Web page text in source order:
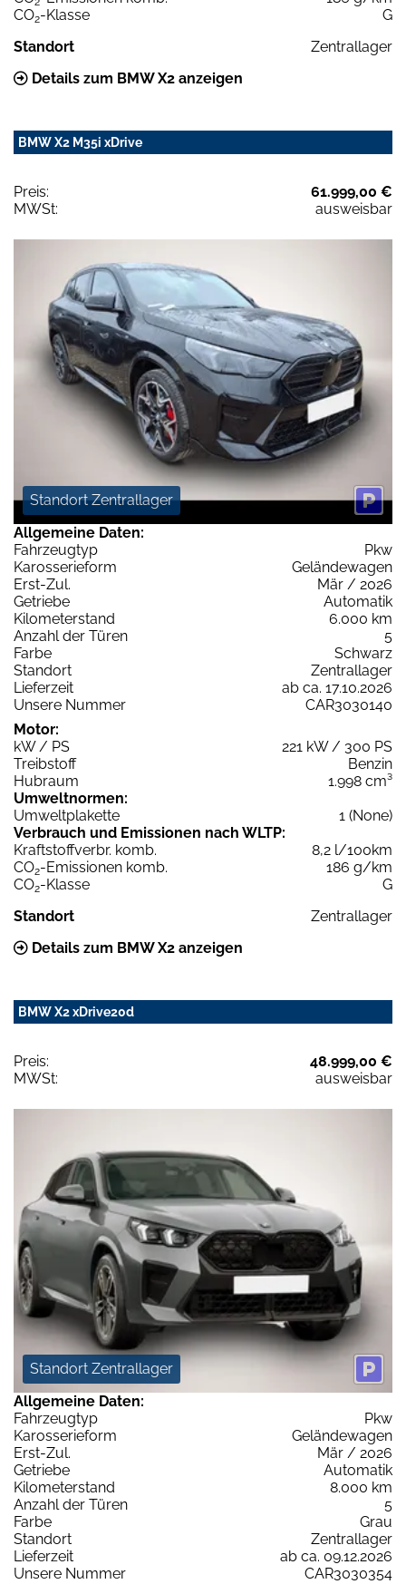
CO2-Klasse
G
Standort
Zentrallager
Details zum BMW X2 anzeigen
BMW X2 M35i xDrive
Preis:
61.999,00 €
MWSt:
ausweisbar
Standort Zentrallager
Allgemeine Daten:
Fahrzeugtyp
Pkw
Karosserieform
Geländewagen
Erst-Zul.
Mär / 2026
Getriebe
Automatik
Kilometerstand
6.000 km
Anzahl der Türen
5
Farbe
Schwarz
Standort
Zentrallager
Lieferzeit
ab ca. 17.10.2026
Unsere Nummer
CAR3030140
Motor:
kW / PS
221 kW / 300 PS
Treibstoff
Benzin
Hubraum
1.998 cm³
Umweltnormen:
Umweltplakette
1 (None)
Verbrauch und Emissionen nach WLTP:
Kraftstoffverbr. komb.
8,2 l/100km
CO2-Emissionen komb.
186 g/km
CO2-Klasse
G
Standort
Zentrallager
Details zum BMW X2 anzeigen
BMW X2 xDrive20d
Preis:
48.999,00 €
MWSt:
ausweisbar
Standort Zentrallager
Allgemeine Daten:
Fahrzeugtyp
Pkw
Karosserieform
Geländewagen
Erst-Zul.
Mär / 2026
Getriebe
Automatik
Kilometerstand
8.000 km
Anzahl der Türen
5
Farbe
Grau
Standort
Zentrallager
Lieferzeit
ab ca. 09.12.2026
Unsere Nummer
CAR3030354